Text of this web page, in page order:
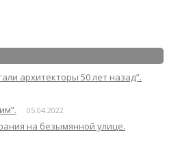
архитекторы 50 лет назад”.
05.04.2022
на безымянной улице.